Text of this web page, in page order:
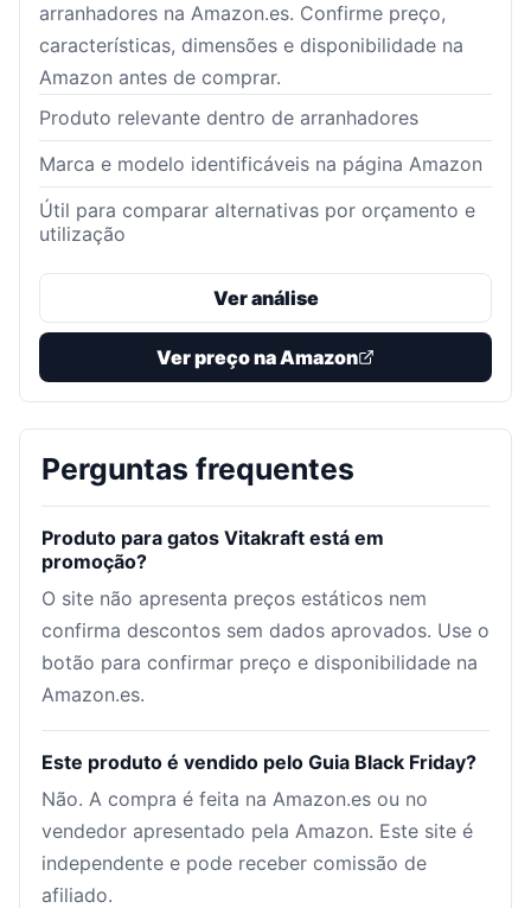
arranhadores na Amazon.es. Confirme preço,
características, dimensões e disponibilidade na
Amazon antes de comprar.
Produto relevante dentro de arranhadores
Marca e modelo identificáveis na página Amazon
Útil para comparar alternativas por orçamento e
utilização
Ver análise
Ver preço na Amazon
Perguntas frequentes
Produto para gatos Vitakraft está em
promoção?
O site não apresenta preços estáticos nem
confirma descontos sem dados aprovados. Use o
botão para confirmar preço e disponibilidade na
Amazon.es.
Este produto é vendido pelo Guia Black Friday?
Não. A compra é feita na Amazon.es ou no
vendedor apresentado pela Amazon. Este site é
independente e pode receber comissão de
afiliado.